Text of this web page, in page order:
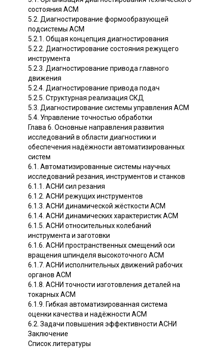
состояния ACM
5.2. Диагностирование формообразующей
подсистемы ACM
5.2.1. Общая концепция диагностирования
5.2.2. Диагностирование состояния режущего
инструмента
5.2.3. Диагностирование привода главного
движения
5.2.4. Диагностирование привода подач
5.2.5. Структурная реализация СКД
5.3. Диагностирование системы управления ACM
5.4. Управление точностью обработки
Глава 6. Основные направления развития
исследований в области диагностики и
обеспечения надёжности автоматизированных
систем
6.1. Автоматизированные системы научных
исследований резания, инструментов и станков
6.1.1. АСНИ сил резания
6.1.2. АСНИ режущих инструментов
6.1.3. АСНИ динамической жёсткости ACM
6.1.4. АСНИ динамических характеристик ACM
6.1.5. АСНИ относительных колебаний
инструмента и заготовки
6.1.6. АСНИ пространственных смещений оси
вращения шпинделя высокоточного ACM
6.1.7. АСНИ исполнительных движений рабочих
органов ACM
6.1.8. АСНИ точности изготовления деталей на
токарных ACM
6.1.9. Гибкая автоматизированная система
оценки качества и надёжности ACM
6.2. Задачи повышения эффективности АСНИ
Заключение
Список литературы